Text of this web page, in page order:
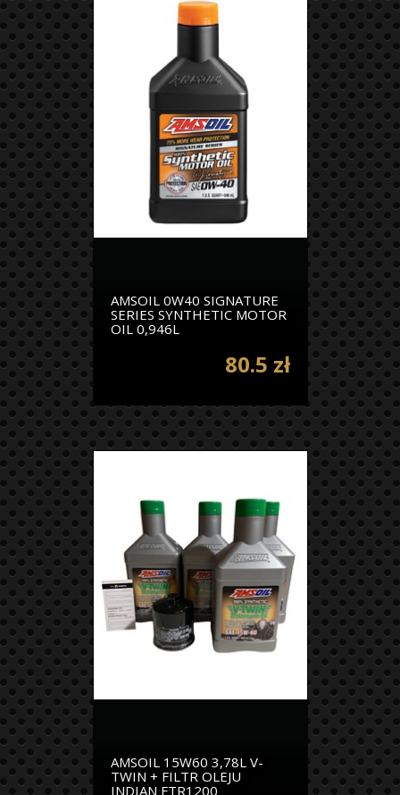
AMSOIL 0W40 SIGNATURE
SERIES SYNTHETIC MOTOR
OIL 0,946L
80.5 zł
AMSOIL 15W60 3,78L V-
TWIN + FILTR OLEJU
INDIAN FTR1200